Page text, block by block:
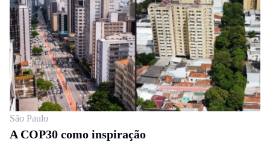
São Paulo
A COP30 como inspiração